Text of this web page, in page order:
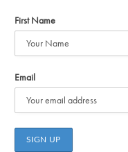
First Name
Email